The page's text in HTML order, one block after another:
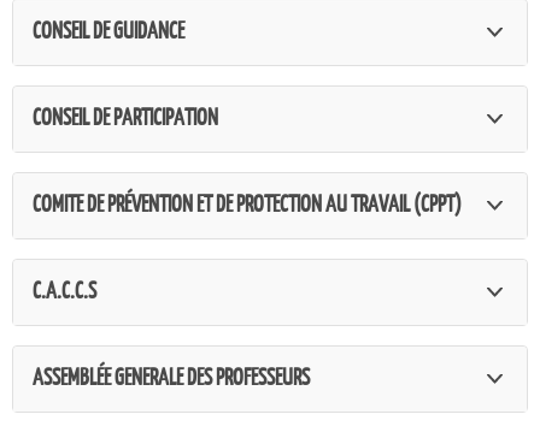
CONSEIL DE GUIDANCE
CONSEIL DE PARTICIPATION
COMITE DE PRÉVENTION ET DE PROTECTION AU TRAVAIL (CPPT)
C.A.C.C.S
ASSEMBLÉE GENERALE DES PROFESSEURS